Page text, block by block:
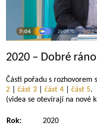
2020 – Dobré
Části pořadu s rozhovorem
2
část 3 část 4 část 5.
(videa se otevírají na nové
Rok:
2020